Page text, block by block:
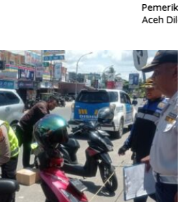
Pemeriksaan Personel di
Aceh Dilaksanakan Secara